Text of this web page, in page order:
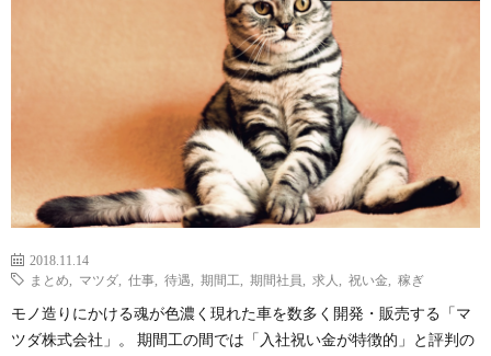
2018.11.14
まとめ
マツダ 仕事 待遇 期間工 期間社員 求人 祝い金 稼ぎ
モノ造りにかける魂が色濃く現れた車を数多く開発・販売する「マ
ツダ株式会社」。 期間工の間では「入社祝い金が特徴的」と評判の